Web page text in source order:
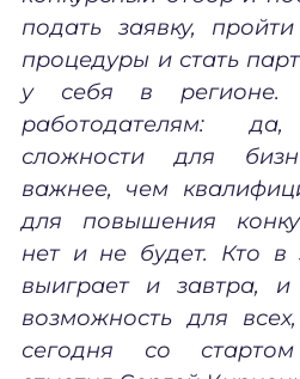
подать заявку,
процедуры и стать
у себя в регионе.
работодателям:
сложности для
важнее, чем
для повышения
нет и не будет. Кто в
выиграет и завтра, и
возможность для
сегодня со